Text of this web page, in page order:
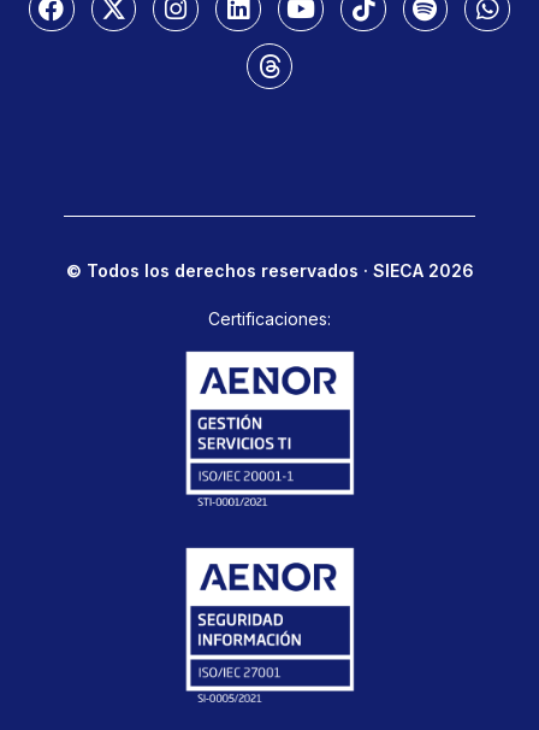
© Todos los derechos reservados · SIECA 2026
Certificaciones: